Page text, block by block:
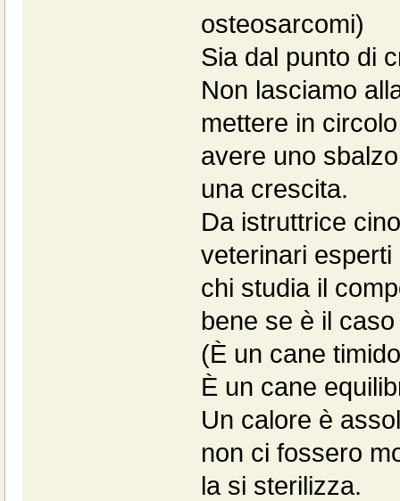
osteosarcomi)
Sia dal punto di
Non lasciamo
mettere in
avere uno
una crescita.
Da istruttrice
veterinari
chi studia il
bene se è il
(È un cane
È un cane
Un calore è
non ci fossero
la si sterilizza.